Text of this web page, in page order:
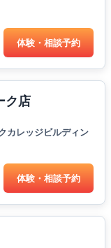
体験・相談予約
ク店
カレッジビルディン
体験・相談予約